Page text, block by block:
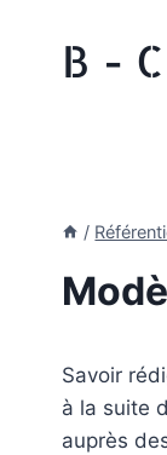
contenuB -
/
Savoir
à la suite
auprès